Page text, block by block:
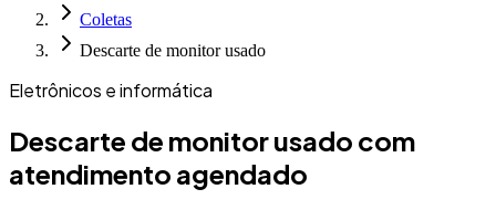
Coletas
Descarte de monitor usado
Eletrônicos e informática
Descarte de monitor usado com
atendimento agendado